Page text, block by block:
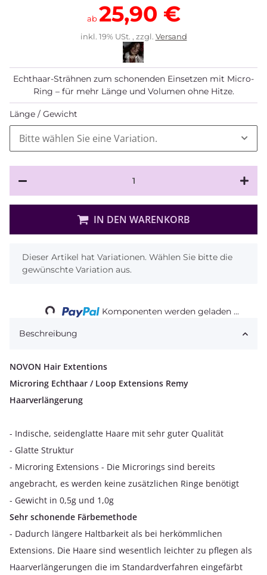
ab25,90 €
inkl. 19% USt. , zzgl. Versand
Echthaar-Strähnen zum schonenden Einsetzen mit Micro-
Ring – für mehr Länge und Volumen ohne Hitze.
Länge / Gewicht
Bitte wählen Sie eine Variation.
IN DEN WARENKORB
x
Dieser Artikel hat Variationen. Wählen Sie bitte die
gewünschte Variation aus.
Loading... Komponenten werden geladen ...
Beschreibung
NOVON Hair Extentions
Microring Echthaar / Loop Extensions Remy
Haarverlängerung
- Indische, seidenglatte Haare mit sehr guter Qualität
- Glatte Struktur
- Microring Extensions - Die Microrings sind bereits
angebracht, es werden keine zusätzlichen Ringe benötigt
- Gewicht in 0,5g und 1,0g
Sehr schonende Färbemethode
- Dadurch längere Haltbarkeit als bei herkömmlichen
Extensions. Die Haare sind wesentlich leichter zu pflegen als
Haarverlängerungen die im Standardverfahren eingefärbt